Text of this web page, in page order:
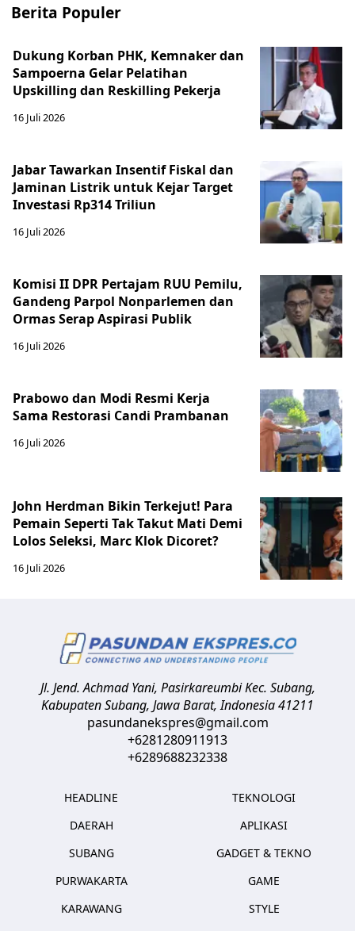
Berita Populer
Dukung Korban PHK, Kemnaker dan
Sampoerna Gelar Pelatihan
Upskilling dan Reskilling Pekerja
16 Juli 2026
Jabar Tawarkan Insentif Fiskal dan
Jaminan Listrik untuk Kejar Target
Investasi Rp314 Triliun
16 Juli 2026
Komisi II DPR Pertajam RUU Pemilu,
Gandeng Parpol Nonparlemen dan
Ormas Serap Aspirasi Publik
16 Juli 2026
Prabowo dan Modi Resmi Kerja
Sama Restorasi Candi Prambanan
16 Juli 2026
John Herdman Bikin Terkejut! Para
Pemain Seperti Tak Takut Mati Demi
Lolos Seleksi, Marc Klok Dicoret?
16 Juli 2026
Jl. Jend. Achmad Yani, Pasirkareumbi Kec. Subang,
Kabupaten Subang, Jawa Barat,Indonesia41211
pasundanekspres@gmail.com
+6281280911913
+6289688232338
HEADLINE
DAERAH
SUBANG
PURWAKARTA
KARAWANG
TEKNOLOGI
APLIKASI
GADGET & TEKNO
GAME
STYLE